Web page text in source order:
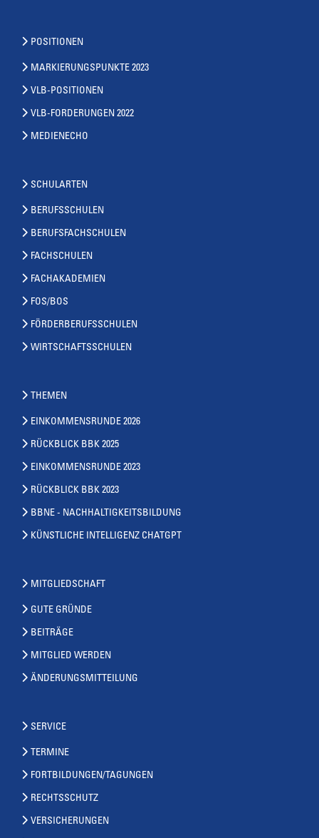
POSITIONEN
MARKIERUNGSPUNKTE 2023
VLB-POSITIONEN
VLB-FORDERUNGEN 2022
MEDIENECHO
SCHULARTEN
BERUFSSCHULEN
BERUFSFACHSCHULEN
FACHSCHULEN
FACHAKADEMIEN
FOS/BOS
FÖRDERBERUFSSCHULEN
WIRTSCHAFTSSCHULEN
THEMEN
EINKOMMENSRUNDE 2026
RÜCKBLICK BBK 2025
EINKOMMENSRUNDE 2023
RÜCKBLICK BBK 2023
BBNE - NACHHALTIGKEITSBILDUNG
KÜNSTLICHE INTELLIGENZ CHATGPT
MITGLIEDSCHAFT
GUTE GRÜNDE
BEITRÄGE
MITGLIED WERDEN
ÄNDERUNGSMITTEILUNG
SERVICE
TERMINE
FORTBILDUNGEN/TAGUNGEN
RECHTSSCHUTZ
VERSICHERUNGEN